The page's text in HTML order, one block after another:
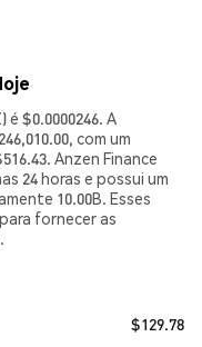
$0.0000246. A
com um
Anzen Finance
24 horas e possui um
10.00B. Esses
fornecer as
$129.78